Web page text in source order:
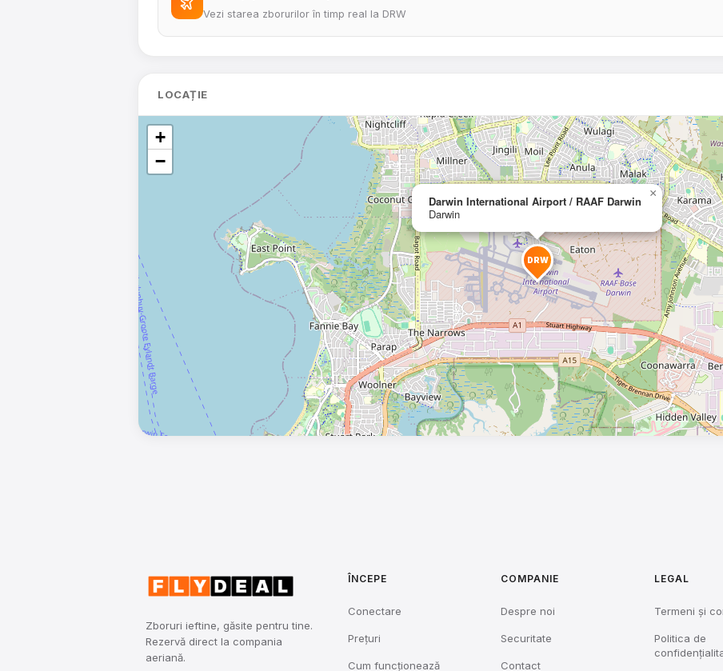
Vezi starea zborurilor în timp real la DRW
LOCAȚIE
DRW
Darwin International Airport / RAAF Darwin
Darwin
×
+
−
Zboruri ieftine, găsite pentru tine.
Rezervă direct la compania
aeriană.
ÎNCEPE
Conectare
Prețuri
Cum funcționează
COMPANIE
Despre noi
Securitate
Contact
LEGAL
Termeni și
Politica de